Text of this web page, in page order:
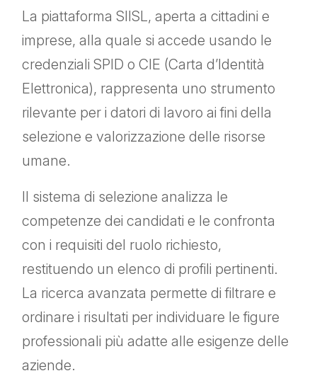
La piattaforma SIISL, aperta a cittadini e
imprese, alla quale si accede usando le
credenziali SPID o CIE (Carta d’Identità
Elettronica), rappresenta uno strumento
rilevante per i datori di lavoro ai fini della
selezione e valorizzazione delle risorse
umane.
Il sistema di selezione analizza le
competenze dei candidati e le confronta
con i requisiti del ruolo richiesto,
restituendo un elenco di profili pertinenti.
La ricerca avanzata permette di filtrare e
ordinare i risultati per individuare le figure
professionali più adatte alle esigenze delle
aziende.